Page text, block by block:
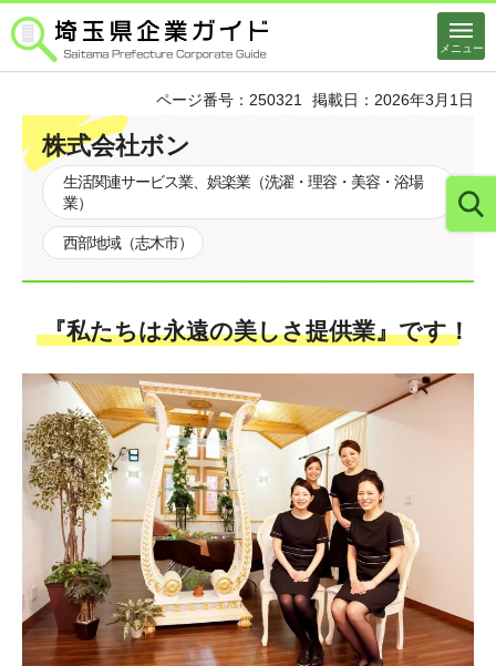
埼玉県企業ガイド メニュー
ページ番号：250321 掲載日：2026年3月1日
株式会社ボン
生活関連サービス業、娯楽業（洗濯・理容・美容・浴場
業）
西部地域（志木市）
『私たちは永遠の美しさ提供業』です！